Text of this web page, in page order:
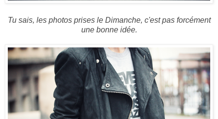
Tu sais, les photos prises le Dimanche, c'est pas forcément
une bonne idée.